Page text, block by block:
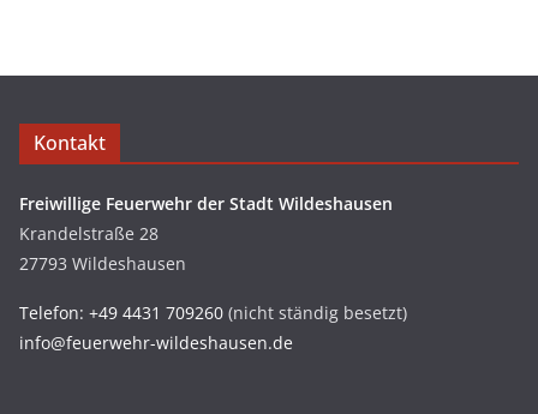
Kontakt
Freiwillige Feuerwehr der Stadt Wildeshausen
Krandelstraße 28
27793 Wildeshausen
Telefon: +49 4431 709260 (nicht ständig besetzt)
info@feuerwehr-wildeshausen.de